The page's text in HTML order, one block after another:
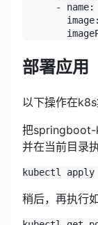
- name:
部署应用
以下操作在
把springboot-
并在当前目录
kubectl
稍后，再执行